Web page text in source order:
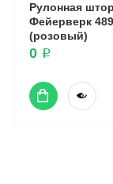
Рулонная
Фейерверк
(розовый)
0 ₽